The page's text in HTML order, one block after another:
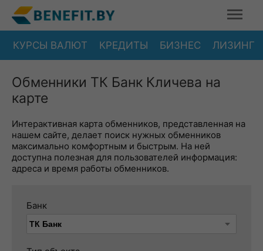
КУРСЫ ВАЛЮТ КРЕДИТЫ БИЗНЕС ЛИЗИНГ
Обменники ТК Банк Кличева на
карте
Интерактивная карта обменников, представленная на
нашем сайте, делает поиск нужных обменников
максимально комфортным и быстрым. На ней
доступна полезная для пользователей информация:
адреса и время работы обменников.
Банк